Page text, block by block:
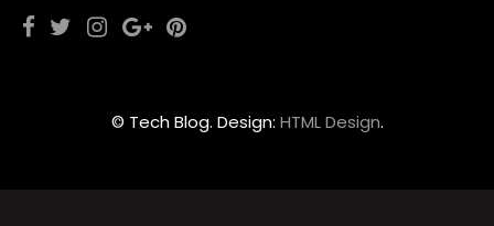
© Tech Blog. Design: HTML Design.